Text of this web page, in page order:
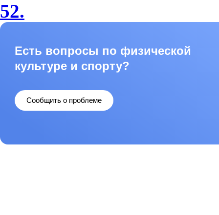
52.
Есть вопросы по физической
культуре и спорту?
Сообщить о проблеме